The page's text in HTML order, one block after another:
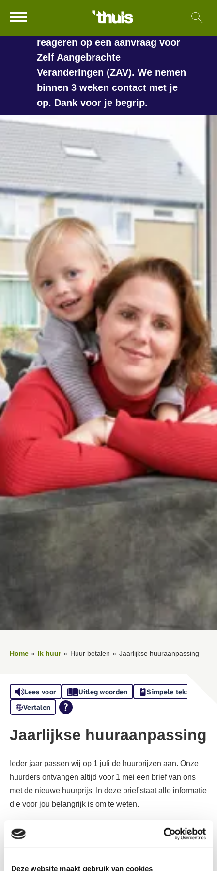
Deze website maakt gebruik van cookies
Naar hoofdinhoud
Naar hoofdnavigatiemenu
Naar zoeken
Naar de homepage
Ga naar Hoofd
langer duren voordat we
reageren op een aanvraag voor
Zelf Aangebrachte
Veranderingen (ZAV). We nemen
binnen 3 weken contact met je
op. Dank voor je begrip.
Home Ik huur Huur betalen Jaarlijkse huuraanpassing
Lees voor Uitleg woorden
Simpele tekst
Vertalen
Jaarlijkse huuraanpassing
Ieder jaar passen wij op 1 juli de huurprijzen aan. Onze
huurders ontvangen altijd voor 1 mei een brief van ons
met de nieuwe huurprijs. In deze brief staat alle informatie
die voor jou belangrijk is om te weten.
De huren vanaf 1 juli 2026
Voor het aanpassen van de huurprijzen van al onze